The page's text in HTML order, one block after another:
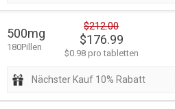
500mg
180Pillen
$212.00
$176.99
$0.98 pro tabletten
Nächster Kauf 10% Rabatt